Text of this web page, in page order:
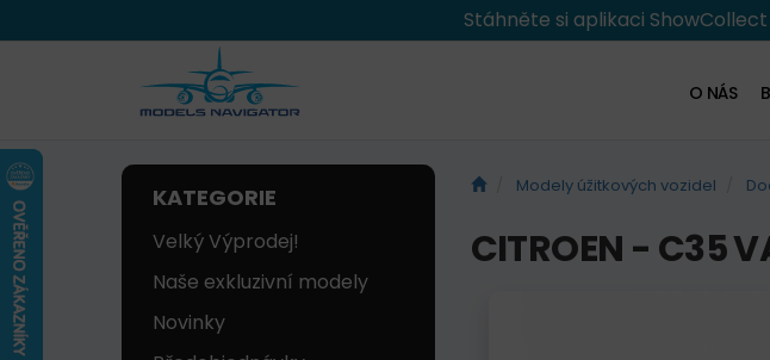
Stáhněte si aplikaci
O NÁS
KATEGORIE
Velký Výprodej!
Naše exkluzivní modely
Novinky
Modely úžitkových vozidel
CITROEN - C35